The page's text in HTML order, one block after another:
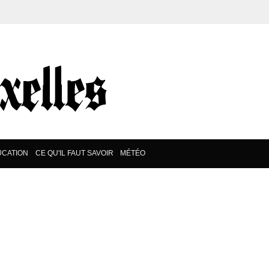
CE QU'IL FAUT SAVOIR MÉTÉO